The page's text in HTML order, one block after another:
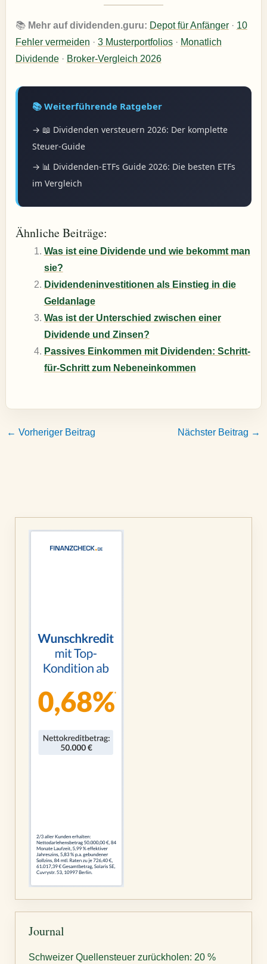
📚 Mehr auf dividenden.guru: Depot für Anfänger· 10
Fehler vermeiden · 3 Musterportfolios· Monatlich
Dividende· Broker-Vergleich 2026
📚 Weiterführende Ratgeber
→ 📖 Dividenden versteuern 2026: Der komplette
Steuer-Guide
→ 📊 Dividenden-ETFs Guide 2026: Die besten ETFs
im Vergleich
Ähnliche Beiträge:
Was ist eine Dividende und wie bekommt man
sie?
Dividendeninvestitionen als Einstieg in die
Geldanlage
Was ist der Unterschied zwischen einer
Dividende und Zinsen?
Passives Einkommen mit Dividenden: Schritt-
für-Schritt zum Nebeneinkommen
← Vorheriger Beitrag Nächster Beitrag →
Journal
Schweizer Quellensteuer zurückholen: 20 %